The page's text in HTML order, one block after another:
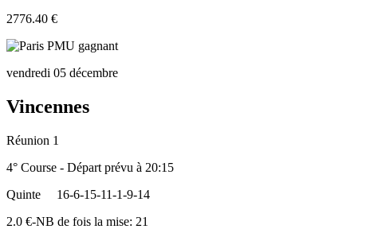
2776.40 €
vendredi 05 décembre
Vincennes
Réunion 1
4° Course - Départ prévu à 20:15
Quinte
16-6-15-11-1-9-14
2.0 €-NB de fois la mise: 21